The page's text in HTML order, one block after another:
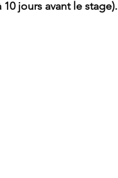
jours avant le stage).